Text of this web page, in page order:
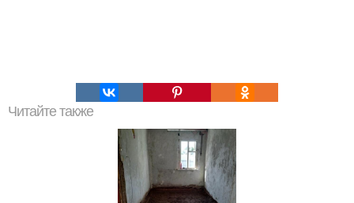
Читайте также